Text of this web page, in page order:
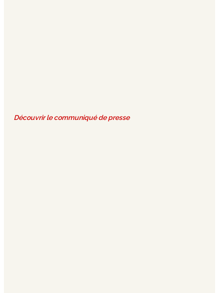
Découvrir le communiqué de presse